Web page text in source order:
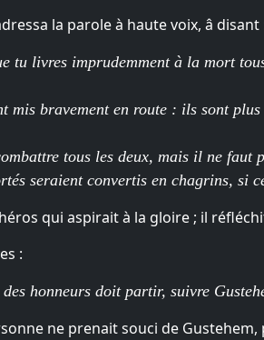
la parole à haute voix, â disant
tu livres imprudemment à la mort
mis bravement en route : ils sont
tous les deux, mais il ne faut
seraient convertis en chagrins, si
qui aspirait à la gloire ; il
:
honneurs doit partir, suivre
ne prenait souci de Gustehem,